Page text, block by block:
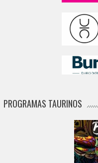
PROGRAMAS TAURINOS